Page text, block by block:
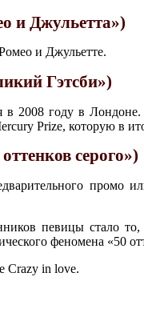
и Джульетта»)
и Джульетте.
Гэтсби»)
в 2008 году в
Prize, которую в
серого»)
промо
певицы стало
феномена «50
Crazy in love.